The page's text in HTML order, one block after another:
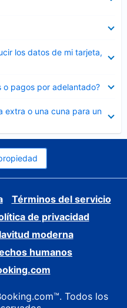
los datos de mi tarjeta,
o pagos por adelantado?
extra o una cuna para un
Términos del servicio
de privacidad
moderna
humanos
Todos los